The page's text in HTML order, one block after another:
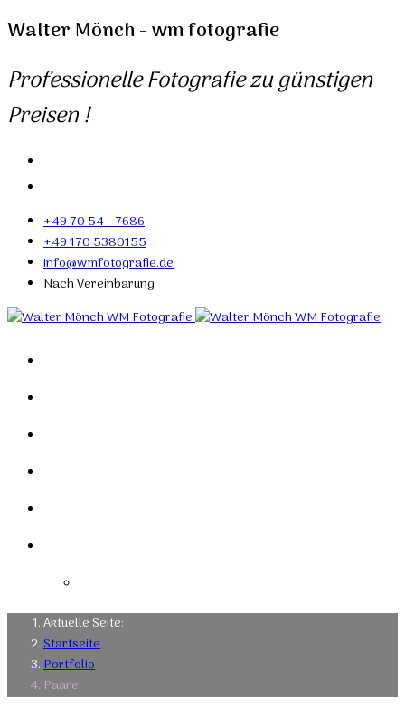
Walter Mönch - wm fotografie
Professionelle Fotografie zu günstigen
Preisen !
+49 70 54 - 7686
+49 170 5380155
info@wmfotografie.de
Nach Vereinbarung
Aktuelle Seite:
Startseite
Portfolio
Paare